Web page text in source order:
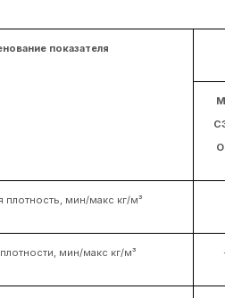
показателя
плотность, мин/макс кг/м³
мин/макс кг/м³